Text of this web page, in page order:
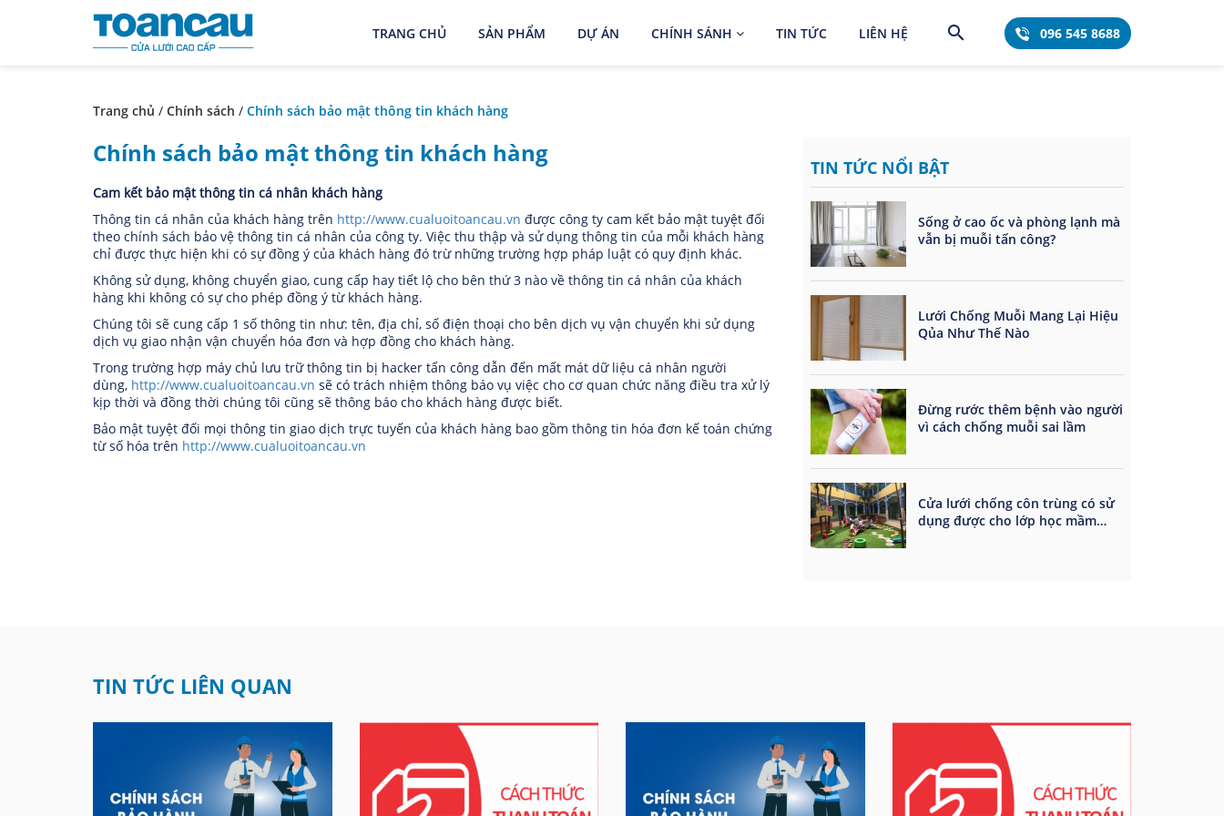
TRANG CHỦ SẢN PHẨM DỰ ÁN CHÍNH SÁNH TIN TỨC LIÊN HỆ search 096 545 8688
Trang chủ / Chính sách / Chính sách bảo mật thông tin khách hàng
Chính sách bảo mật thông tin khách hàng
Cam kết bảo mật thông tin cá nhân khách hàng
Thông tin cá nhân của khách hàng trên http://www.cualuoitoancau.vn được công ty cam kết bảo mật tuyệt đối
theo chính sách bảo vệ thông tin cá nhân của công ty. Việc thu thập và sử dụng thông tin của mỗi khách hàng
chỉ được thực hiện khi có sự đồng ý của khách hàng đó trừ những trường hợp pháp luật có quy định khác.
Không sử dụng, không chuyển giao, cung cấp hay tiết lộ cho bên thứ 3 nào về thông tin cá nhân của khách
hàng khi không có sự cho phép đồng ý từ khách hàng.
Chúng tôi sẽ cung cấp 1 số thông tin như: tên, địa chỉ, số điện thoại cho bên dịch vụ vận chuyển khi sử dụng
dịch vụ giao nhận vận chuyển hóa đơn và hợp đồng cho khách hàng.
Trong trường hợp máy chủ lưu trữ thông tin bị hacker tấn công dẫn đến mất mát dữ liệu cá nhân người
dùng, http://www.cualuoitoancau.vn sẽ có trách nhiệm thông báo vụ việc cho cơ quan chức năng điều tra xử lý
kịp thời và đồng thời chúng tôi cũng sẽ thông báo cho khách hàng được biết.
Bảo mật tuyệt đối mọi thông tin giao dịch trực tuyến của khách hàng bao gồm thông tin hóa đơn kế toán chứng
từ số hóa trên http://www.cualuoitoancau.vn
TIN TỨC NỔI BẬT
Sống ở cao ốc và phòng lạnh mà
vẫn bị muỗi tấn công?
Lưới Chống Muỗi Mang Lại Hiệu
Qủa Như Thế Nào
Đừng rước thêm bệnh vào người
vì cách chống muỗi sai lầm
Cửa lưới chống côn trùng có sử
dụng được cho lớp học mầm
TIN TỨC LIÊN QUAN